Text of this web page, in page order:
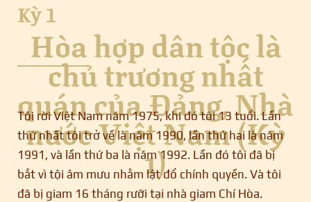
Hòa hợp dân tộc là
chủ trương nhất
quán của Đảng, Nhà
nước Việt Nam (Kỳ
1)
Kỳ 1
Tôi rời Việt Nam năm 1975, khi đó tôi 13 tuổi. Lần
thứ nhất tôi trở về là năm 1990, lần thứ hai là năm
1991, và lần thứ ba là năm 1992. Lần đó tôi đã bị
bắt vì tội âm mưu nhằm lật đổ chính quyền. Và tôi
đã bị giam 16 tháng rưỡi tại nhà giam Chí Hòa.